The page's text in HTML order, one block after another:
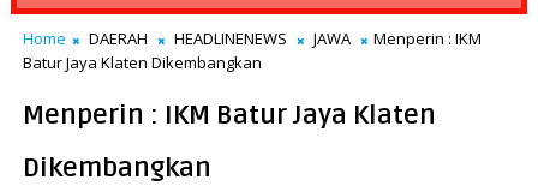
Home DAERAH HEADLINENEWS JAWA
Menperin : IKM
Batur Jaya Klaten Dikembangkan
Menperin : IKM Batur Jaya Klaten
Dikembangkan